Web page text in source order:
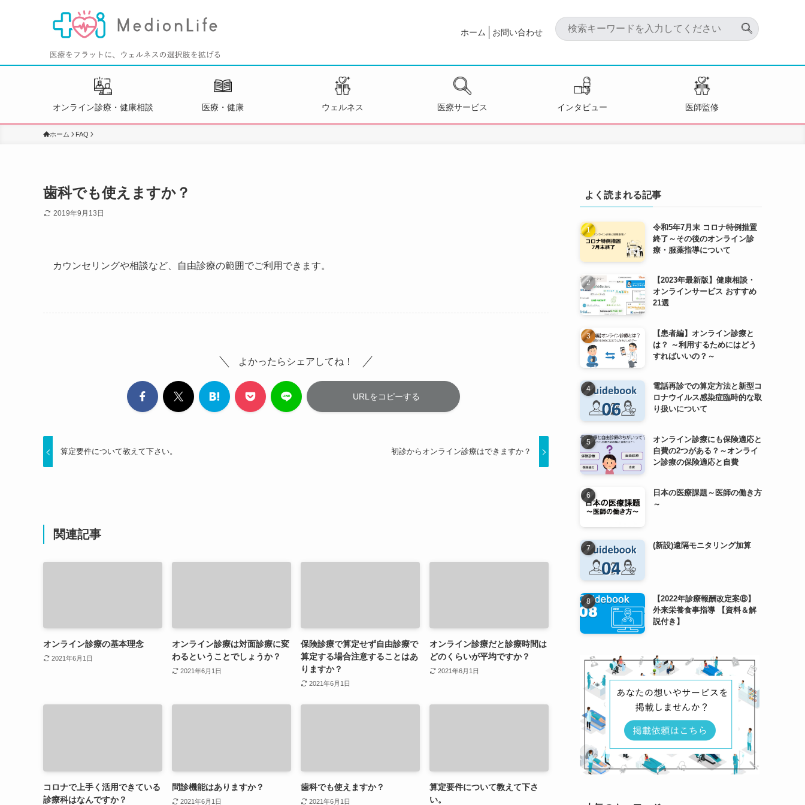
ホーム お問い合わせ
オンライン診療・健康相談 医療・健康 ウェルネス 医療サービス インタビュー 医師監修
ホーム FAQ
歯科でも使えますか？
2019年9月13日
カウンセリングや相談など、自由診療の範囲でご利用できます。
よかったらシェアしてね！
URLをコピーする
算定要件について教えて下さい。 初診からオンライン診療はできますか？
関連記事
オンライン診療の基本理念
2021年6月1日
オンライン診療は対面診療に変
わるということでしょうか？
2021年6月1日
保険診療で算定せず自由診療で
算定する場合注意することはあ
りますか？
2021年6月1日
オンライン診療だと診療時間は
どのくらいが平均ですか？
2021年6月1日
コロナで上手く活用できている
診療科はなんですか？
問診機能はありますか？
2021年6月1日
歯科でも使えますか？
2021年6月1日
算定要件について教えて下さ
い。
よく読まれる記事
令和5年7月末 コロナ特例措置
終了～その後のオンライン診
療・服薬指導について
【2023年最新版】健康相談・
オンラインサービス おすすめ
21選
【患者編】オンライン診療と
は？ ～利用するためにはどう
すればいいの？～
電話再診での算定方法と新型コ
ロナウイルス感染症臨時的な取
り扱いについて
オンライン診療にも保険適応と
自費の2つがある？～オンライ
ン診療の保険適応と自費
日本の医療課題～医師の働き方
～
(新設)遠隔モニタリング加算
【2022年診療報酬改定案⑧】
外来栄養食事指導 【資料＆解
説付き】